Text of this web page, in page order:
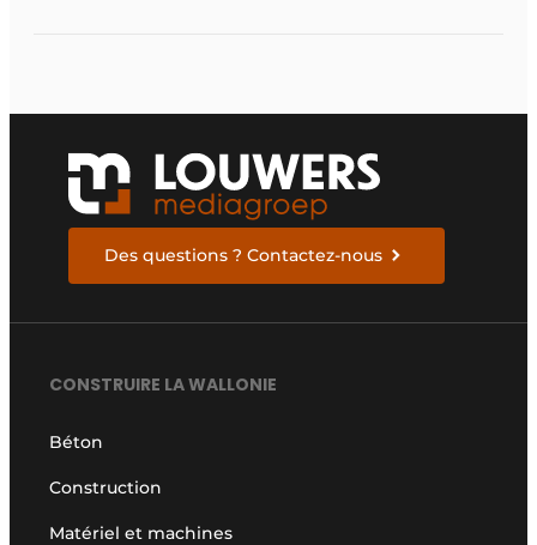
Des questions ? Contactez-nous
CONSTRUIRE LA WALLONIE
Béton
Construction
Matériel et machines